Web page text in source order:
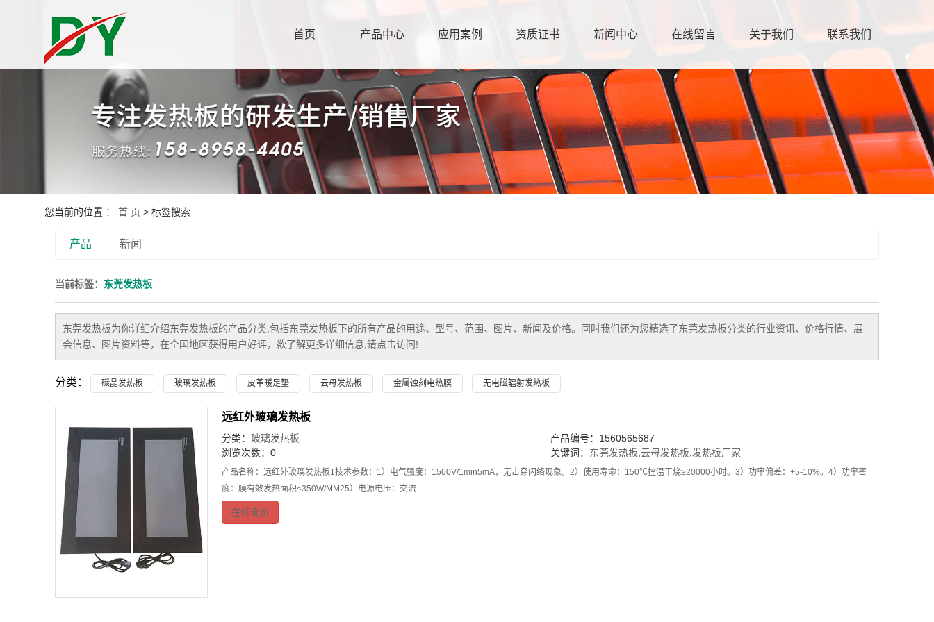
首页 产品中心 应用案例 资质证书 新闻中心 在线留言 关于我们 联系我们
您当前的位置 ： 首 页 > 标签搜索
产品 新闻
当前标签： 东莞发热板
东莞发热板为你详细介绍东莞发热板的产品分类,包括东莞发热板下的所有产品的用途、型号、范围、图片、新闻及价格。同时我们还为您精选了东莞发热板分类的行业资讯、价格行情、展
会信息、图片资料等，在全国地区获得用户好评，欲了解更多详细信息,请点击访问!
分类： 碳晶发热板 玻璃发热板 皮革暖足垫 云母发热板 金属蚀刻电热膜 无电磁辐射发热板
远红外玻璃发热板
分类： 玻璃发热板
产品编号：1560565687
浏览次数：0
关键词： 东莞发热板 云母发热板 发热板厂家
产品名称：远红外玻璃发热板1技术参数：1）电气强度：1500V/1min5mA，无击穿闪络现象。2）使用寿命：150℃控温干烧≥20000小时。3）功率偏差：+5-10%。4）功率密
度：膜有效发热面积≤350W/MM25）电源电压：交流
在线询价